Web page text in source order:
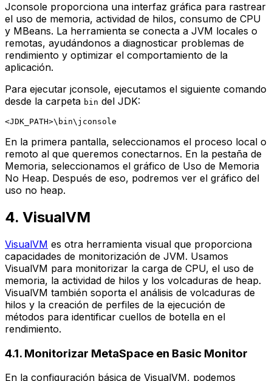
Jconsole proporciona una interfaz gráfica para rastrear
el uso de memoria, actividad de hilos, consumo de CPU
y MBeans. La herramienta se conecta a JVM locales o
remotas, ayudándonos a diagnosticar problemas de
rendimiento y optimizar el comportamiento de la
aplicación.
Para ejecutar jconsole, ejecutamos el siguiente comando
desde la carpeta bin del JDK:
En la primera pantalla, seleccionamos el proceso local o
remoto al que queremos conectarnos. En la pestaña de
Memoria, seleccionamos el gráfico de Uso de Memoria
No Heap. Después de eso, podremos ver el gráfico del
uso no heap.
4. VisualVM
VisualVM es otra herramienta visual que proporciona
capacidades de monitorización de JVM. Usamos
VisualVM para monitorizar la carga de CPU, el uso de
memoria, la actividad de hilos y los volcaduras de heap.
VisualVM también soporta el análisis de volcaduras de
hilos y la creación de perfiles de la ejecución de
métodos para identificar cuellos de botella en el
rendimiento.
4.1. Monitorizar MetaSpace en Basic Monitor
En la configuración básica de VisualVM, podemos